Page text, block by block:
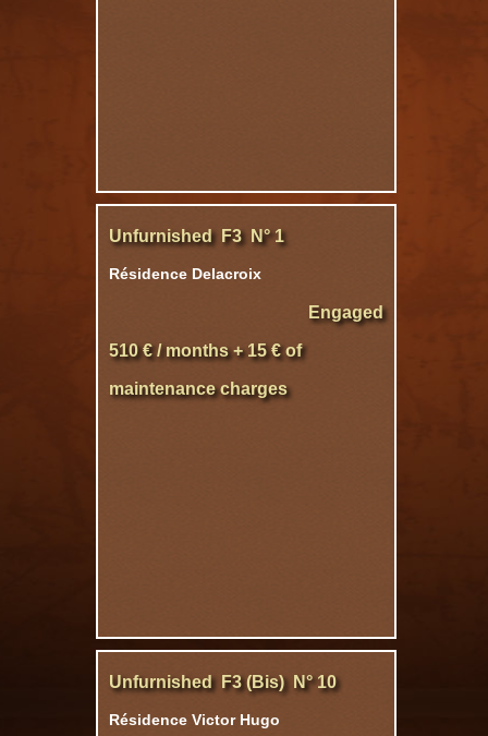
Unfurnished F3 N° 1
Résidence Delacroix
Engaged
510 € / months + 15 € of
maintenance charges
Unfurnished F3 (Bis) N° 10
Résidence Victor Hugo